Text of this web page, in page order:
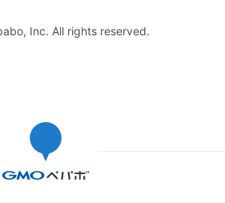
Inc. All rights reserved.